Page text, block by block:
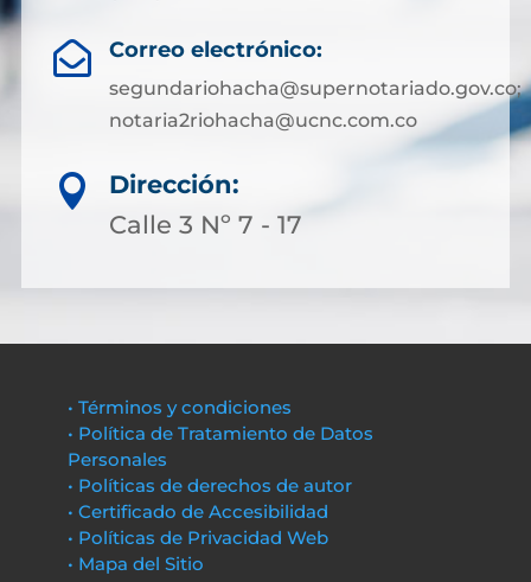
 Correo electrónico:
segundariohacha@supernotariado.gov.co;
notaria2riohacha@ucnc.com.co

Dirección:
Calle 3 Nº 7 - 17
• Términos y condiciones
• Política de Tratamiento de Datos
Personales
• Políticas de derechos de autor
• Certificado de Accesibilidad
• Políticas de Privacidad Web
• Mapa del Sitio